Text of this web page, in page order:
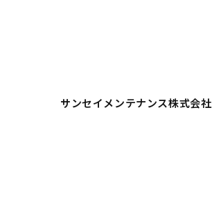
サンセイメンテナンス株式会社